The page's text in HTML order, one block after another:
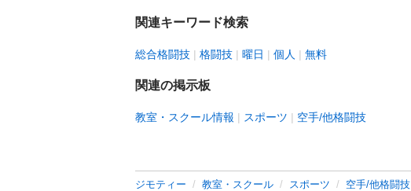
関連キーワード検索
総合格闘技 格闘技 曜日 個人 無料
関連の掲示板
教室・スクール情報 スポーツ 空手/他格闘技
ジモティー 教室・スクール スポーツ 空手/他格闘技